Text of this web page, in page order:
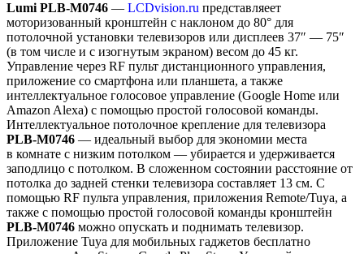
Lumi PLB-M0746 — LCDvision.ru представляеет
моторизованный кронштейн с наклоном до 80° для
потолочной установки телевизоров или дисплеев 37″ — 75″
(в том числе и с изогнутым экраном) весом до 45 кг.
Управление через RF пульт дистанционного управления,
приложение со смартфона или планшета, а также
интеллектуальное голосовое управление (Google Home или
Amazon Alexa) с помощью простой голосовой команды.
Интеллектуальное потолочное крепление для телевизора
PLB-M0746 — идеальный выбор для экономии места
в комнате с низким потолком — убирается и удерживается
заподлицо с потолком. В сложенном состоянии расстояние от
потолка до задней стенки телевизора составляет 13 см. С
помощью RF пульта управления, приложения Remote/Tuya, а
также с помощью простой голосовой команды кронштейн
PLB-M0746 можно опускать и поднимать телевизор.
Приложение Tuya для мобильных гаджетов бесплатно